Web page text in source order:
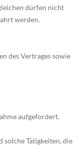
dürfen nicht
werden.
des Vertrages sowie
aufgefordert.
solche Tätigkeiten, die